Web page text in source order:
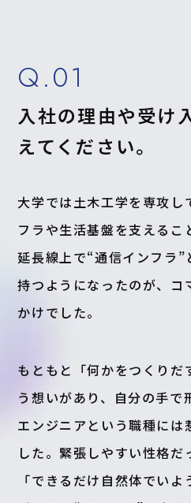
Q.01
入社の理由や受け
えてください。
大学では土木工学を専攻し
フラや生活基盤を支えるこ
延長線上で“通信インフラ
持つようになったのが、コ
かけでした。
もともと「何かをつくりだ
う想いがあり、自分の手で
エンジニアという職種には
した。緊張しやすい性格だ
「できるだけ自然体でい